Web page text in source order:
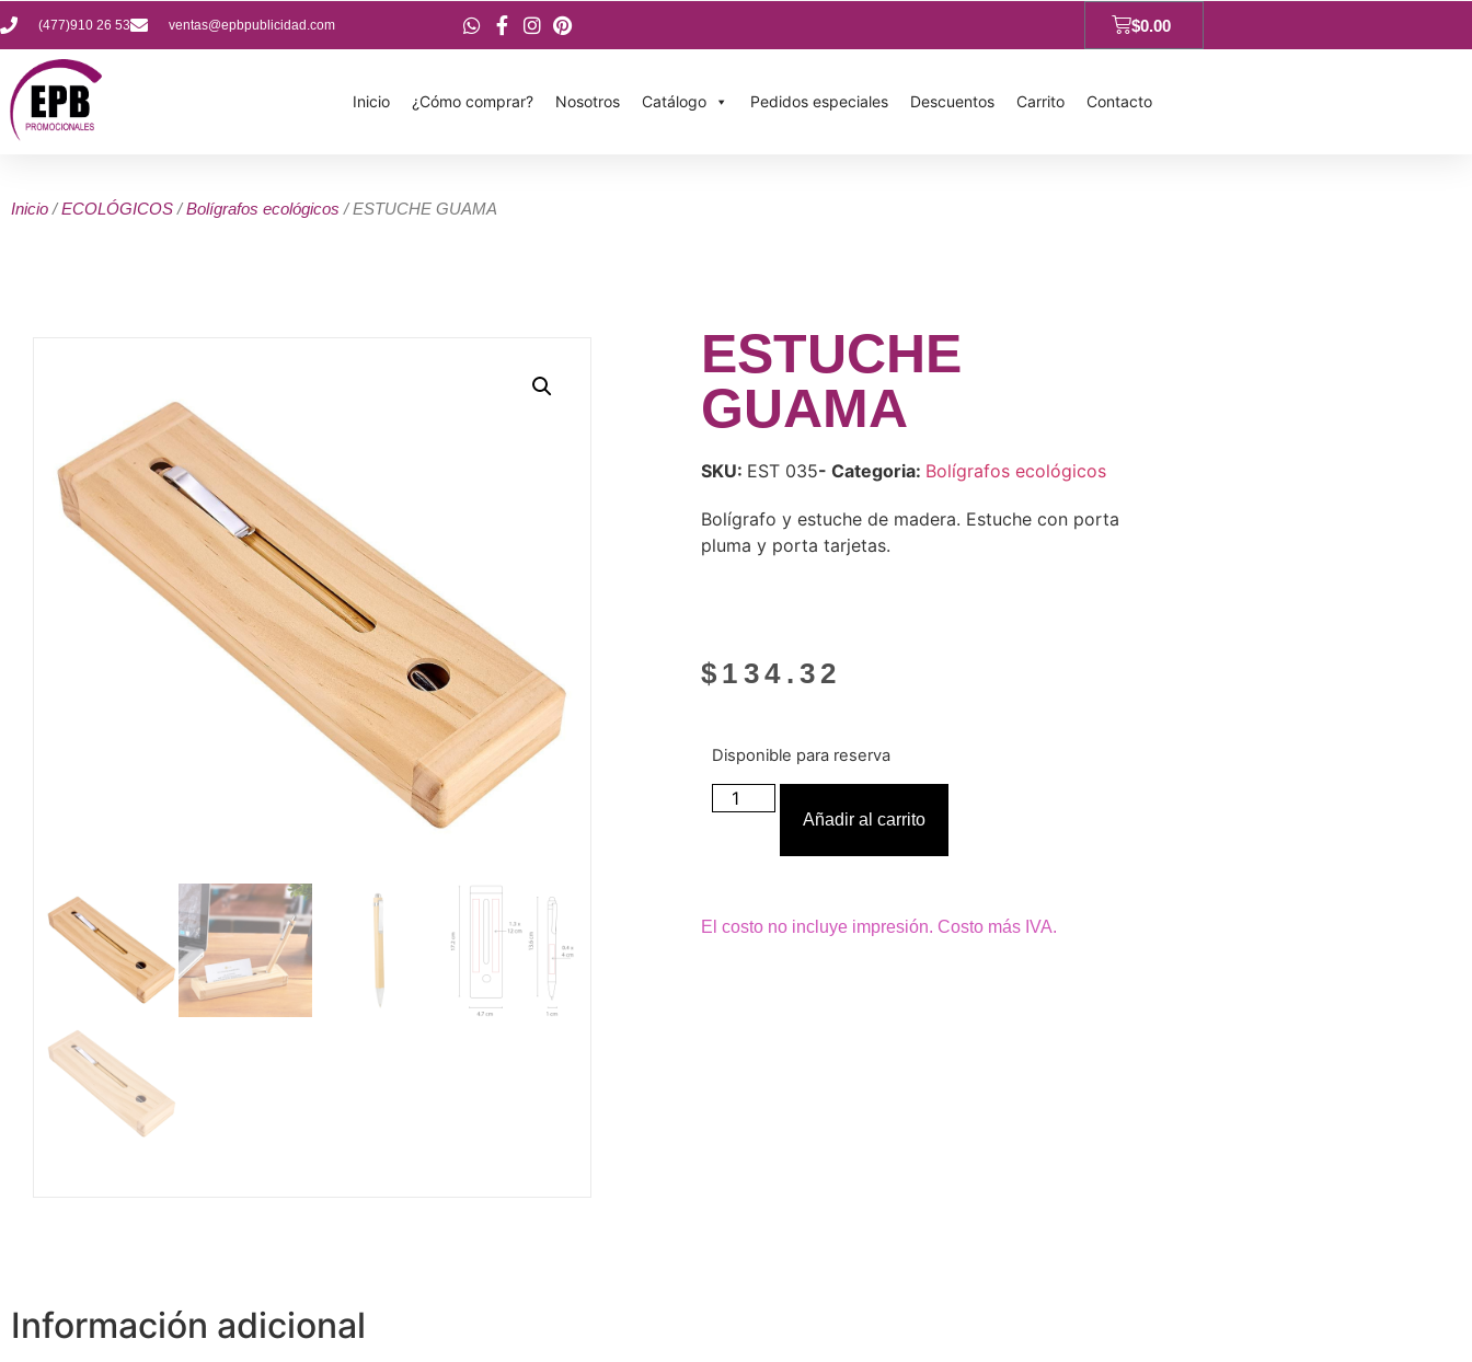
(477)910 26 53 ventas@epbpublicidad.com $0.00
Inicio ¿Cómo comprar? Nosotros Catálogo Pedidos especiales Descuentos Carrito Contacto
Inicio /ECOLÓGICOS /Bolígrafos ecológicos / ESTUCHE GUAMA
ESTUCHE
GUAMA
SKU: EST 035- Categoria: Bolígrafos ecológicos
Bolígrafo y estuche de madera. Estuche con porta
pluma y porta tarjetas.
$ 134.32
Disponible para reserva
Añadir al carrito
El costo no incluye impresión. Costo más IVA.
Información adicional